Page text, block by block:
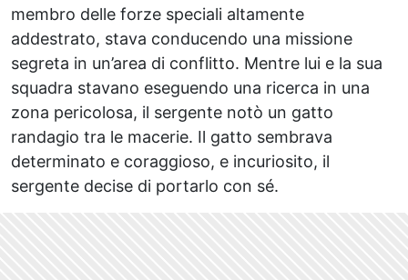
membro delle forze speciali altamente
addestrato, stava conducendo una missione
segreta in un’area di conflitto. Mentre lui e la sua
squadra stavano eseguendo una ricerca in una
zona pericolosa, il sergente notò un gatto
randagio tra le macerie. Il gatto sembrava
determinato e coraggioso, e incuriosito, il
sergente decise di portarlo con sé.